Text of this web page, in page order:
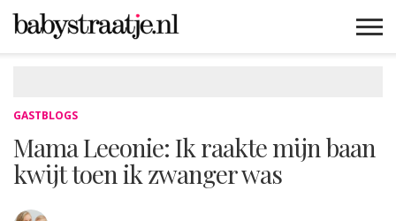
GASTBLOGS
Mama Leeonie: Ik raakte mijn baan
kwijt toen ik zwanger was